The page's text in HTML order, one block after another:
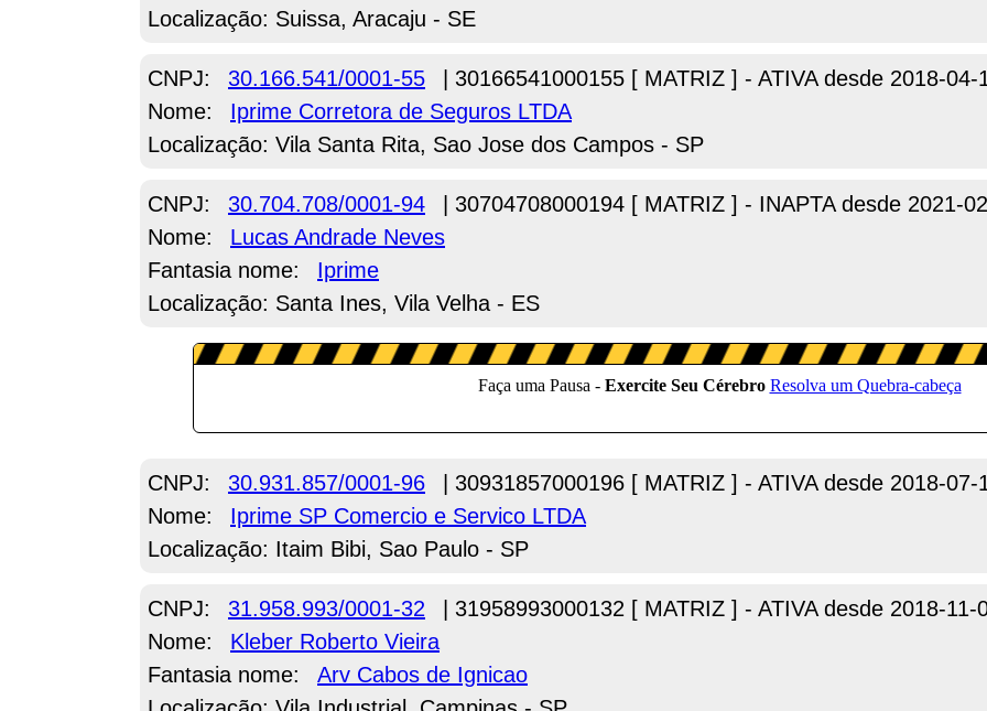
Localização: Suissa, Aracaju - SE
CNPJ: 30.166.541/0001-55
| 30166541000155 [ MATRIZ ] - ATIVA desde 2018-04-
Nome:
Iprime Corretora de Seguros LTDA
Localização: Vila Santa Rita, Sao Jose dos Campos - SP
CNPJ: 30.704.708/0001-94
| 30704708000194 [ MATRIZ ] - INAPTA desde 2021-
Nome:
Lucas Andrade Neves
Fantasia nome:
Iprime
Localização: Santa Ines, Vila Velha - ES
CNPJ: 30.931.857/0001-96
| 30931857000196 [ MATRIZ ] - ATIVA desde 2018-07-
Nome:
Iprime SP Comercio e Servico LTDA
Localização: Itaim Bibi, Sao Paulo - SP
CNPJ: 31.958.993/0001-32
| 31958993000132 [ MATRIZ ] - ATIVA desde 2018-11-
Nome:
Kleber Roberto Vieira
Fantasia nome:
Arv Cabos de Ignicao